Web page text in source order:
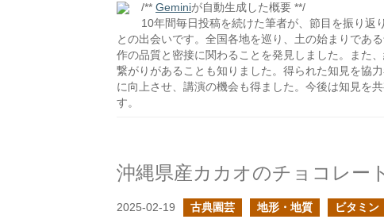
/** Geminiが自動生成した概要 **/
10年間毎日投稿を続けた筆者が、節目を振り返
との出会いです。全国各地を巡り、土の始まりであ
作の品質と密接に関わることを発見しました。また
繋がりがあることも知りました。得られた知見を協
に向上させ、講演の機会も得ました。今後は知見を
す。
沖縄県産カカオのチョコレー
2025-02-19 古典園芸 地形・地質 ビタミン